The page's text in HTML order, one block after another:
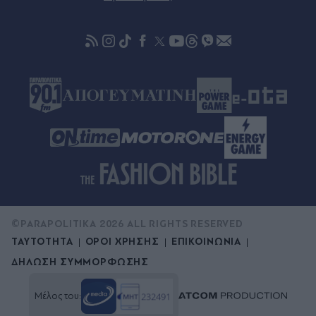
08.08.2026 22:56
Χανιά: 24χρονος φέρεται να κλείδωσε 17χρονη
φωνάζει "βοήθεια"
ΤΑΥΤΟΤΗΤΑ ΟΡΟΙ ΧΡΗΣΗΣ
ΕΠΙΚΟΙΝΩΝΙΑ
ΔΗΛΩΣΗ ΣΥΜΜΟΡΦΩΣΗΣ
©PARAPOLITIKA 2026 ALL RIGHTS RESERVED
Μέλος του: